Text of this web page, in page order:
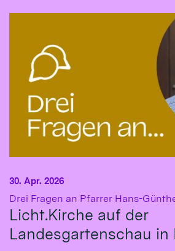
Drei Fragen an Pfarrer Hans-
Licht.Kirche auf der
Landesgartenschau in
30. Apr. 2026